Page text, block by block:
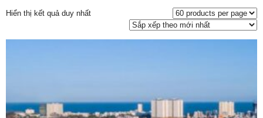
Hiển thị kết quả duy nhất